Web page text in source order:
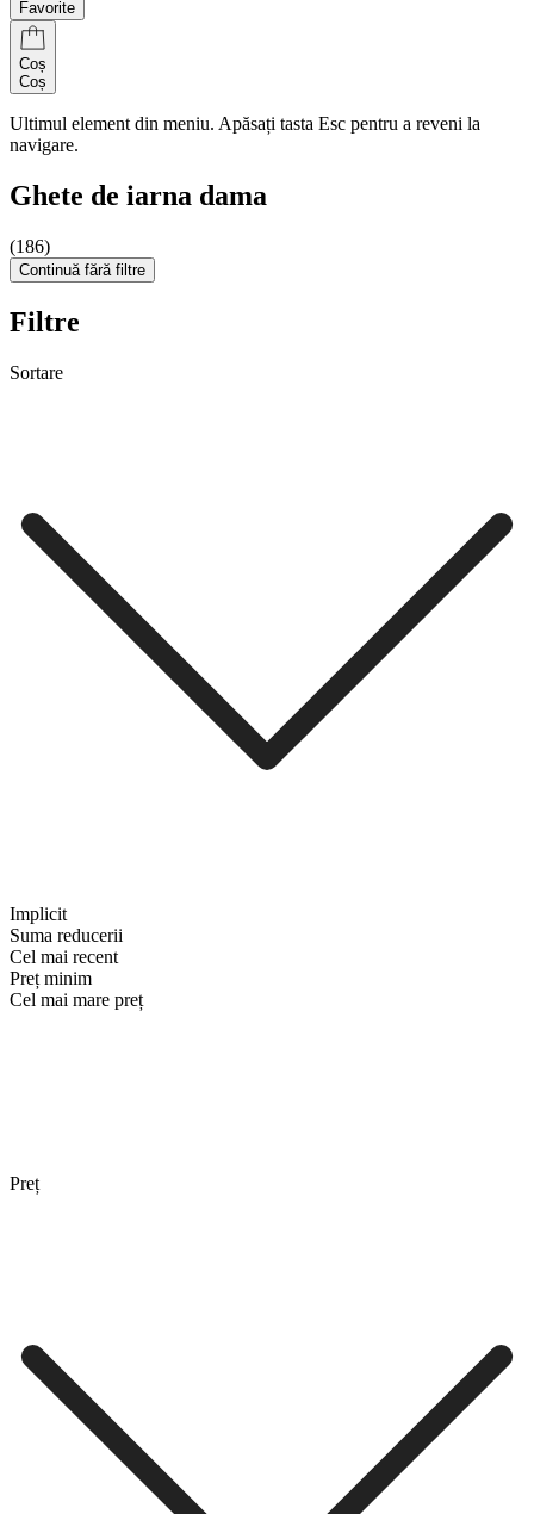
Favorite
Coș
Coș
Ultimul element din meniu. Apăsați tasta Esc pentru a reveni la
navigare.
Ghete de iarna dama
(186)
Continuă fără filtre
Filtre
Sortare
Implicit
Suma reducerii
Cel mai recent
Preț minim
Cel mai mare preț
Preț